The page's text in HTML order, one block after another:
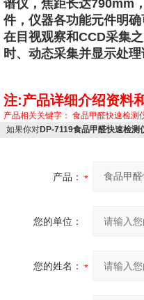
谱仪，焦距长达790mm
件，仪器各功能元件明
在目视观察和CCD采集
时、动态采集并显示处
注:产品详细介绍资料
产品相关关键字： 食品甲醛快速检测
如果你对DP-7119食品甲醛快速检测
产品：
您的单位：
您的姓名：